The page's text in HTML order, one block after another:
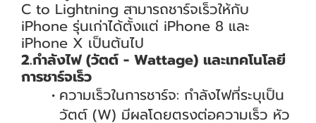
C to Lightning สามารถชาร์จเร็วให้กับ
iPhone รุ่นเก่าได้ตั้งแต่ iPhone 8 และ
iPhone X เป็นต้นไป
2.กำลังไฟ (วัตต์ - Wattage) และเทคโนโลยี
การชาร์จเร็ว
ความเร็วในการชาร์จ: กำลังไฟที่ระบุเป็น
วัตต์ (W) มีผลโดยตรงต่อความเร็ว หัว